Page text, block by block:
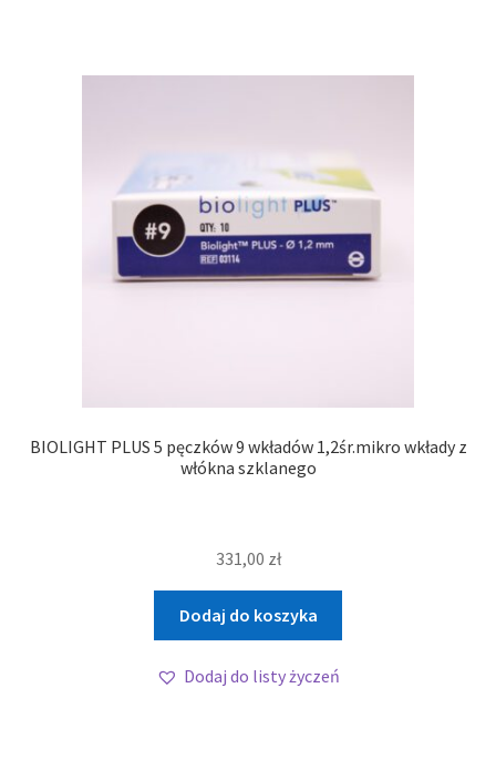
BIOLIGHT PLUS 5 pęczków 9 wkładów 1,2śr.mikro wkłady z
włókna szklanego
331,00 zł
Dodaj do koszyka
Dodaj do listy życzeń